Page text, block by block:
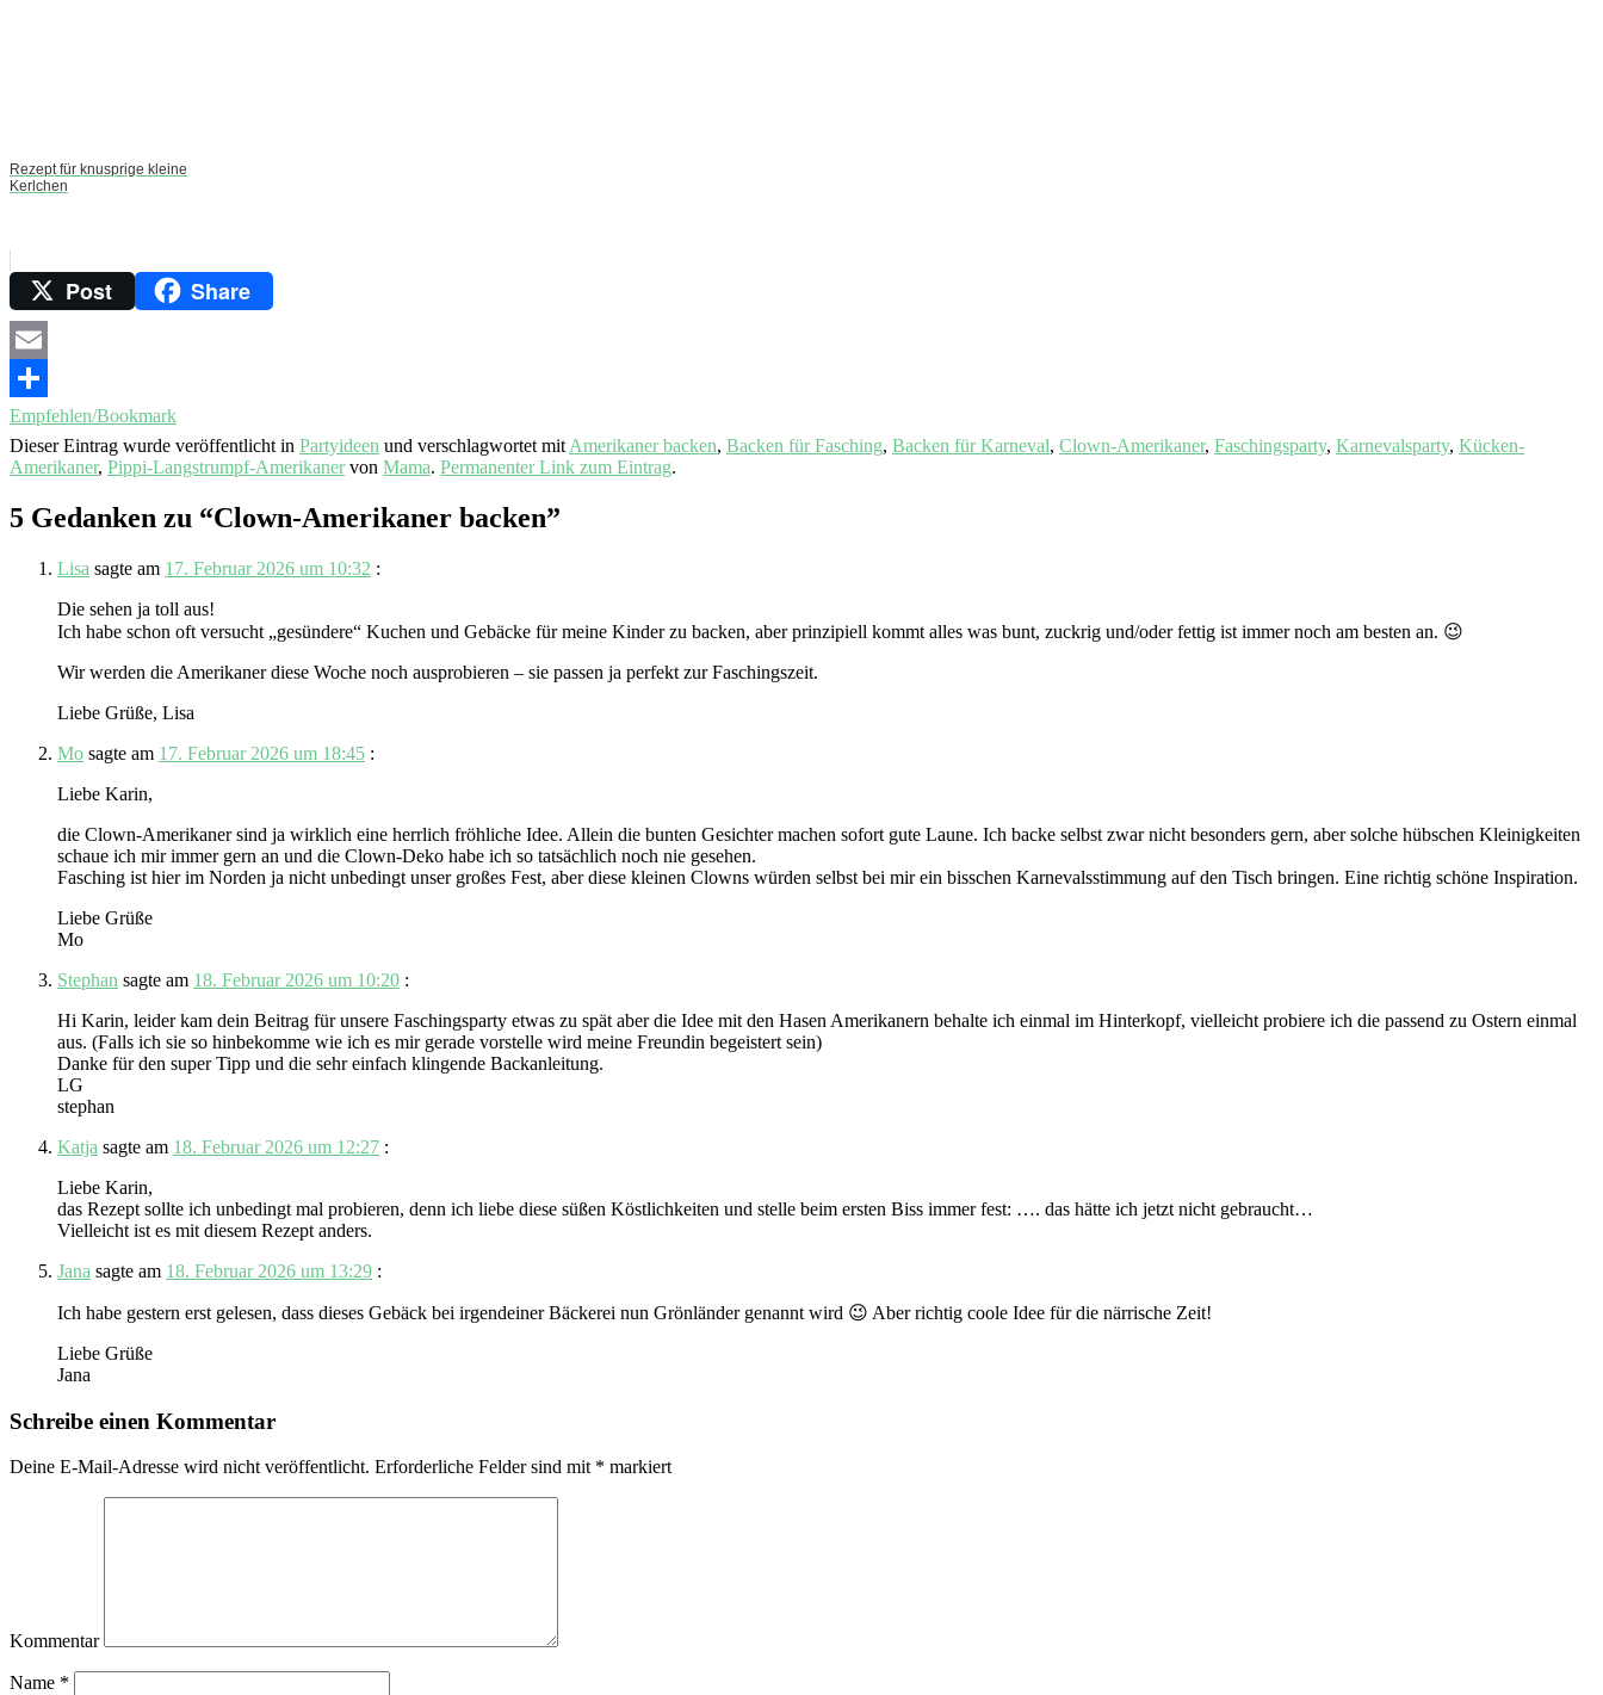
Rezept für knusprige kleine
Kerlchen
Post Share
Email
Empfehlen/Bookmark
Dieser Eintrag wurde veröffentlicht in Partyideen und verschlagwortet mit Amerikaner backen, Backen für Fasching, Backen für Karneval, Clown-Amerikaner, Faschingsparty, Karnevalsparty, Kücken-
Amerikaner, Pippi-Langstrumpf-Amerikanervon Mama. Permanenter Link zum Eintrag.
5 Gedanken zu “Clown-Amerikaner backen”
Lisa sagte am 17. Februar 2026 um 10:32 :
Die sehen ja toll aus!
Ich habe schon oft versucht „gesündere“ Kuchen und Gebäcke für meine Kinder zu backen, aber prinzipiell kommt alles was bunt, zuckrig und/oder fettig ist immer noch am besten an. 😉
Wir werden die Amerikaner diese Woche noch ausprobieren – sie passen ja perfekt zur Faschingszeit.
Liebe Grüße, Lisa
Mo sagte am 17. Februar 2026 um 18:45 :
Liebe Karin,
die Clown-Amerikaner sind ja wirklich eine herrlich fröhliche Idee. Allein die bunten Gesichter machen sofort gute Laune. Ich backe selbst zwar nicht besonders gern, aber solche hübschen Kleinigkeiten
schaue ich mir immer gern an und die Clown-Deko habe ich so tatsächlich noch nie gesehen.
Fasching ist hier im Norden ja nicht unbedingt unser großes Fest, aber diese kleinen Clowns würden selbst bei mir ein bisschen Karnevalsstimmung auf den Tisch bringen. Eine richtig schöne Inspiration.
Liebe Grüße
Mo
Stephan sagte am 18. Februar 2026 um 10:20 :
Hi Karin, leider kam dein Beitrag für unsere Faschingsparty etwas zu spät aber die Idee mit den Hasen Amerikanern behalte ich einmal im Hinterkopf, vielleicht probiere ich die passend zu Ostern einmal
aus. (Falls ich sie so hinbekomme wie ich es mir gerade vorstelle wird meine Freundin begeistert sein)
Danke für den super Tipp und die sehr einfach klingende Backanleitung.
LG
stephan
Katja sagte am 18. Februar 2026 um 12:27 :
Liebe Karin,
das Rezept sollte ich unbedingt mal probieren, denn ich liebe diese süßen Köstlichkeiten und stelle beim ersten Biss immer fest: …. das hätte ich jetzt nicht gebraucht…
Vielleicht ist es mit diesem Rezept anders.
Jana sagte am 18. Februar 2026 um 13:29 :
Ich habe gestern erst gelesen, dass dieses Gebäck bei irgendeiner Bäckerei nun Grönländer genannt wird 😉 Aber richtig coole Idee für die närrische Zeit!
Liebe Grüße
Jana
Schreibe einen Kommentar
Deine E-Mail-Adresse wird nicht veröffentlicht. Erforderliche Felder sind mit * markiert
Kommentar
Name *